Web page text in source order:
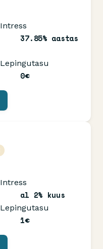
Intress
37.85% aastas
Lepingutasu
0€
Intress
al 2% kuus
Lepingutasu
1€